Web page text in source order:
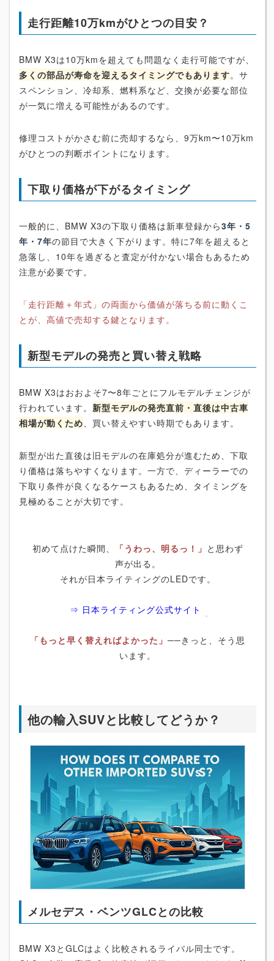
走行距離10万kmがひとつの目安？
BMW X3は10万kmを超えても問題なく走行可能ですが、
多くの部品が寿命を迎えるタイミングでもあります。サ
スペンション、冷却系、燃料系など、交換が必要な部位
が一気に増える可能性があるのです。
修理コストがかさむ前に売却するなら、9万km〜10万km
がひとつの判断ポイントになります。
下取り価格が下がるタイミング
一般的に、BMW X3の下取り価格は新車登録から3年・5
年・7年の節目で大きく下がります。特に7年を超えると
急落し、10年を過ぎると査定が付かない場合もあるため
注意が必要です。
「走行距離＋年式」の両面から価値が落ちる前に動くこ
とが、高値で売却する鍵となります。
新型モデルの発売と買い替え戦略
BMW X3はおおよそ7〜8年ごとにフルモデルチェンジが
行われています。 新型モデルの発売直前・直後は中古車
相場が動くため、買い替えやすい時期でもあります。
新型が出た直後は旧モデルの在庫処分が進むため、下取
り価格は落ちやすくなります。一方で、ディーラーでの
下取り条件が良くなるケースもあるため、タイミングを
見極めることが大切です。
初めて点けた瞬間、 「うわっ、明るっ！」 と思わず
声が出る。
それが日本ライティングのLEDです。
⇒ 日本ライティング公式サイト
「もっと早く替えればよかった」 ──きっと、そう思
います。
他の輸入SUVと比較してどうか？
メルセデス・ベンツGLCとの比較
BMW X3とGLCはよく比較されるライバル同士です。